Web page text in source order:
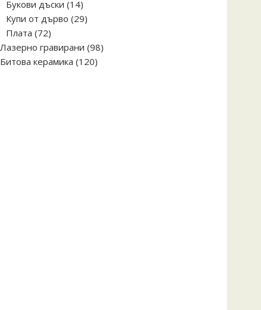
Букови дъски 1414
продукта
Купи от дърво 2929
Плата 7272
продукта
Лазерно гравирани 9898
Битова керамика 120120